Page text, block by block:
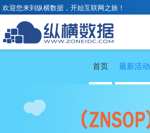
欢迎您来到纵横数据，开始互联网之旅！
首页 最新活动